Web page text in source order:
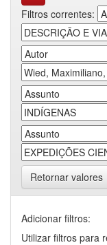
Filtros correntes:
Retornar valores
Adicionar filtros:
Utilizar filtros para